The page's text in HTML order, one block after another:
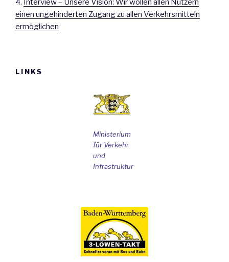
4. Interview – Unsere Vision: Wir wollen allen Nutzern
einen ungehinderten Zugang zu allen Verkehrsmitteln
ermöglichen
LINKS
Ministerium
für Verkehr
und
Infrastruktur